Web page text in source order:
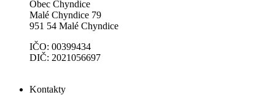
Obec Chyndice
Malé Chyndice 79
951 54 Malé Chyndice
IČO: 00399434
DIČ: 2021056697
Kontakty